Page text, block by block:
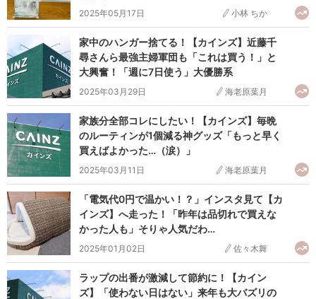
2025年05月17日 小林 ちか
家中のハンガー捨てる！【カインズ】近藤千
尋さんら最強主婦軍団も「これは買う！」と
大興奮！「週に7日使う」大優勝系
2025年03月29日 海老原葉月
家族分全部コレにしたい！【カインズ】毎晩
のルーティンが1個減る神グッズ「もっと早く
買えばよかった…（涙）」
2025年03月11日 海老原葉月
「電気代0円で温かい！？」インスタ見て【カ
インズ】へ走った！「昨年は品切れで買えな
かった人も」そりゃ人気だわ…
2025年01月02日 佐々木舞
ラップの出番が激減して節約に！【カイン
ズ】「使わない日はない」来年も大バズリの